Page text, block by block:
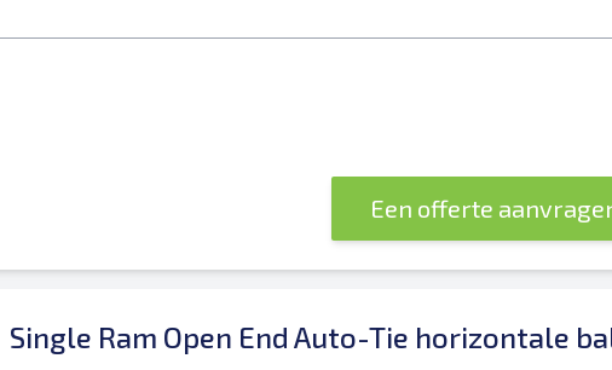
Een offerte
Single Ram Open End Auto-Tie horizontale